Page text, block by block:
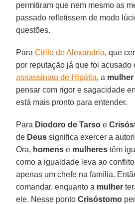
permitiram que nem mesmo as
passado refletissem de modo
questões.
ParaCirilo de Alexandria, que
por reputação já que foi acusado
assassinato de Hipátia, a mulher
pensar com rigor e sagacidade
está mais pronto para entender.
Para Diodoro de Tarso e
de Deus significa exercer a
Ora, homens e mulheres têm
como a igualdade leva ao
apenas um chefe na família.
comandar, enquanto a mulher
ele. Nesse pontoCrisóstomo